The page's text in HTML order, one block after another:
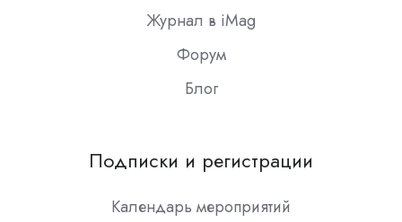
Журнал в iMag
Форум
Блог
Подписки и регистрации
Календарь мероприятий